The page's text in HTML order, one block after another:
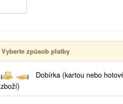
Vyberte způsob platby
Dobírka (kartou nebo
zboží)